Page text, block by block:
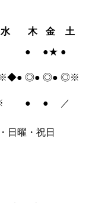
水 木 金
土
● ●★ ●
● ◎● ◎● ◎※
● ● ／
日曜・祝日